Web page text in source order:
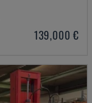
139,000 €